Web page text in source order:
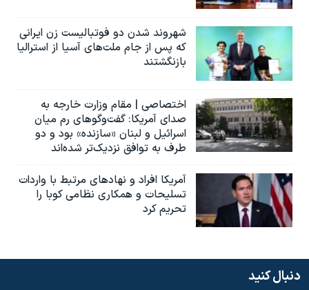
شهروند شدن دو فوتبالیست زن ایرانی
که پس از جام ملت‌های آسیا از استرالیا
بازنگشتند
اختصاصی | مقام وزارت خارجه به
صدای آمریکا: گفت‌وگوهای رم میان
اسرائیل و لبنان «سازنده» بود و دو
طرف به توافق نزدیک‌تر شده‌اند
آمریکا افراد و نهادهای مرتبط با واردات
تسلیحات و همکاری نظامی کوبا را
تحریم کرد
دنبال کنید